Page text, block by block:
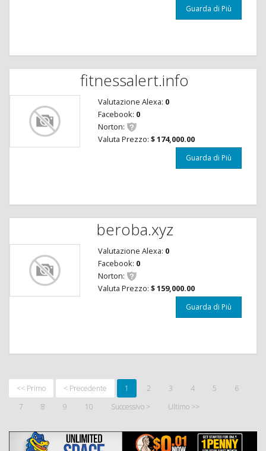
Guarda di Più
fitnessalert.info
Valutazione Alexa: 0
Facebook: 0
Norton:
Valuta Prezzo: $ 174,000.00
Guarda di Più
beroba.xyz
Valutazione Alexa: 0
Facebook: 0
Norton:
Valuta Prezzo: $ 159,000.00
Guarda di Più
<< Primo < Precedente 1 2 3 4 5
6
7
8 9 10 Successivo > Ultimo >>